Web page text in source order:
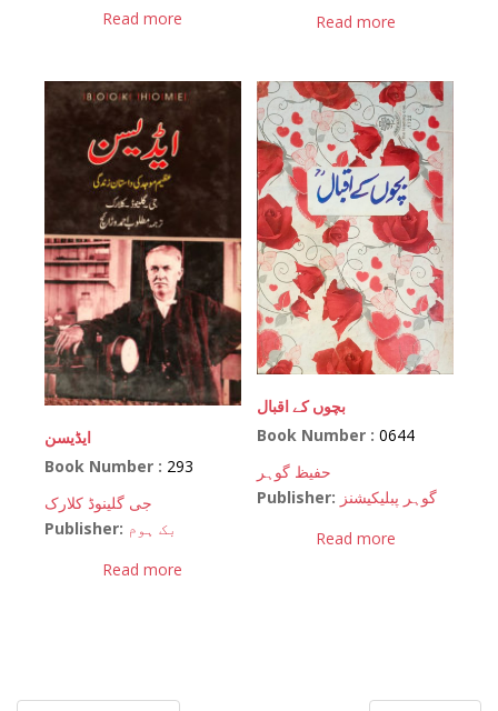
Read more
Read more
ایڈیسن
Book Number : 293
جی گلینوڈ کلارک
Publisher: بک ہوم
Read more
بچوں کے اقبال
Book Number :0644
حفیظ گوہر
Publisher: گوہر پبلیکیشنز
Read more